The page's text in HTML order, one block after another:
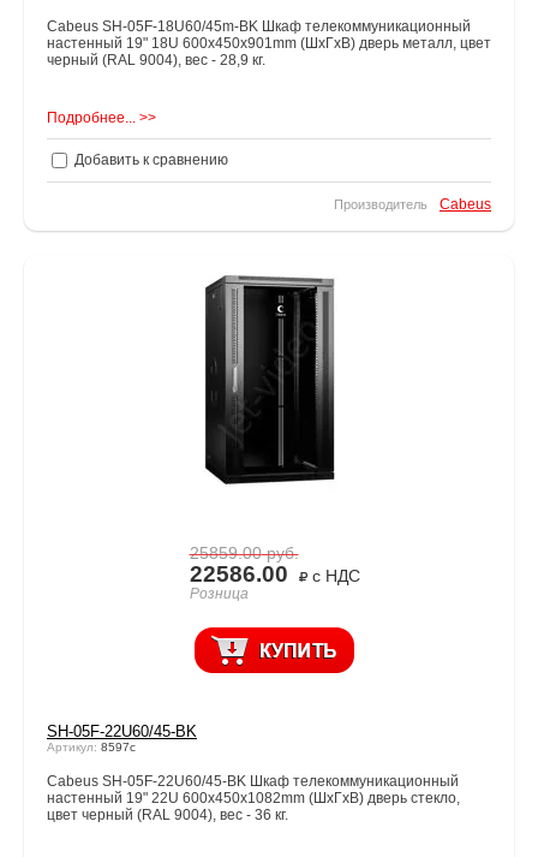
Cabeus SH-05F-18U60/45m-BK Шкаф телекоммуникационный
настенный 19" 18U 600x450x901mm (ШхГхВ) дверь металл, цвет
черный (RAL 9004), вес - 28,9 кг.
Подробнее... >>
Добавить к сравнению
Производитель Cabeus
25859.00руб.
22586.00 с НДС
Розница
SH-05F-22U60/45-BK
Артикул: 8597c
Cabeus SH-05F-22U60/45-BK Шкаф телекоммуникационный
настенный 19" 22U 600x450x1082mm (ШхГхВ) дверь стекло,
цвет черный (RAL 9004), вес - 36 кг.